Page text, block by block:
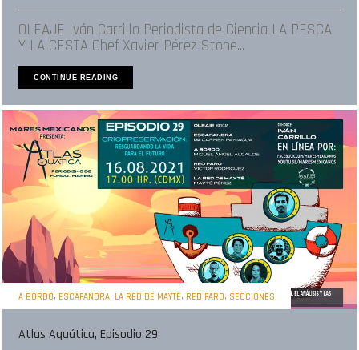
OLEAJE Iván Carrillo Periodista de Ciencia LA PESCA
Y LA CESTA Chef Xavier Pérez Stone...
CONTINUE READING
A BORDO, ESCAFANDRA, LA RED DE MAYTÉ, RED FARO, SECCIONES
Atlas Aquática, Episodio 29